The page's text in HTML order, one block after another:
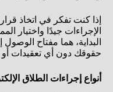
إذا كنت تفكر في اتخاذ
الإجراءات جيدًا واختيار
البداية، هما مفتاح
حقوقك دون أي تعقيدات
أنواع إجراءات الطلاق